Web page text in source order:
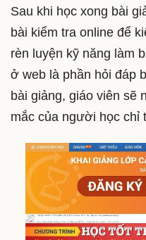
Sau khi học xong bài
bài kiểm tra online để
rèn luyện kỹ năng làm
ở web là phần hỏi đáp
bài giảng, giáo viên sẽ
mắc của người học chỉ